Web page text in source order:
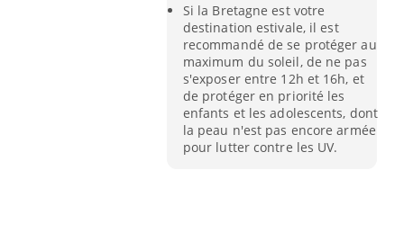
Si la Bretagne est votre
destination estivale, il est
recommandé de se protéger au
maximum du soleil, de ne pas
s'exposer entre 12h et 16h, et
de protéger en priorité les
enfants et les adolescents, dont
la peau n'est pas encore armée
pour lutter contre les UV.